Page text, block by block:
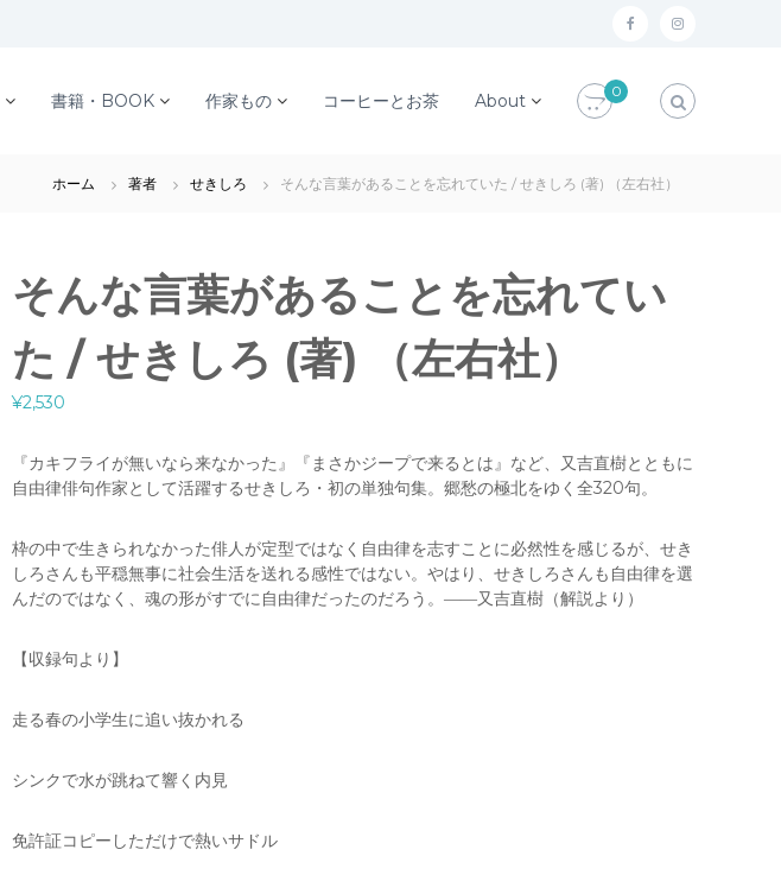
f i
書籍・BOOK 作家もの コーヒーとお茶 About 0
ホーム 著者 せきしろ そんな言葉があることを忘れていた / せきしろ (著) （左右社）
そんな言葉があることを忘れてい
た / せきしろ (著) （左右社）
¥2,530
『カキフライが無いなら来なかった』『まさかジープで来るとは』など、又吉直樹とともに
自由律俳句作家として活躍するせきしろ・初の単独句集。郷愁の極北をゆく全320句。
枠の中で生きられなかった俳人が定型ではなく自由律を志すことに必然性を感じるが、せき
しろさんも平穏無事に社会生活を送れる感性ではない。やはり、せきしろさんも自由律を選
んだのではなく、魂の形がすでに自由律だったのだろう。――又吉直樹（解説より）
【収録句より】
走る春の小学生に追い抜かれる
シンクで水が跳ねて響く内見
免許証コピーしただけで熱いサドル